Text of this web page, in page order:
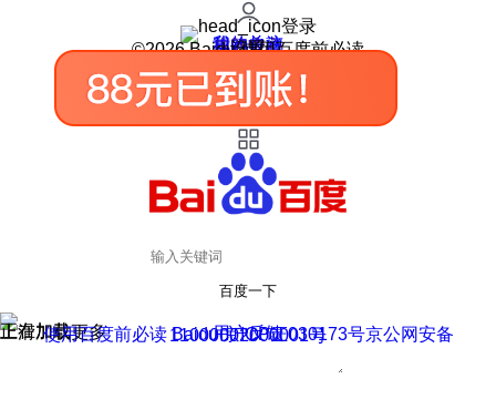
登录
我的关注
我的收藏
皮肤中心
用户反馈
设置
©2026 Baidu 使用百度前必读
百度一下
正在加载
上滑加载更多 用户反馈
使用百度前必读 Baidu 京ICP证030173号
京公网安备11000002000001号